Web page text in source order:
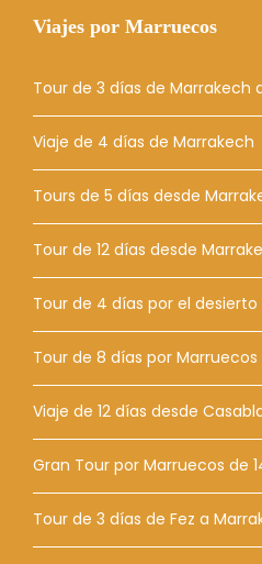
Viajes por Marruecos
Tour de 3 días de Marrakech
Viaje de 4 días de Marrakech
Tours de 5 días desde
Tour de 12 días desde
Tour de 4 días por el
Tour de 8 días por Marruecos
Viaje de 12 días desde
Gran Tour por Marruecos de
Tour de 3 días de Fez a